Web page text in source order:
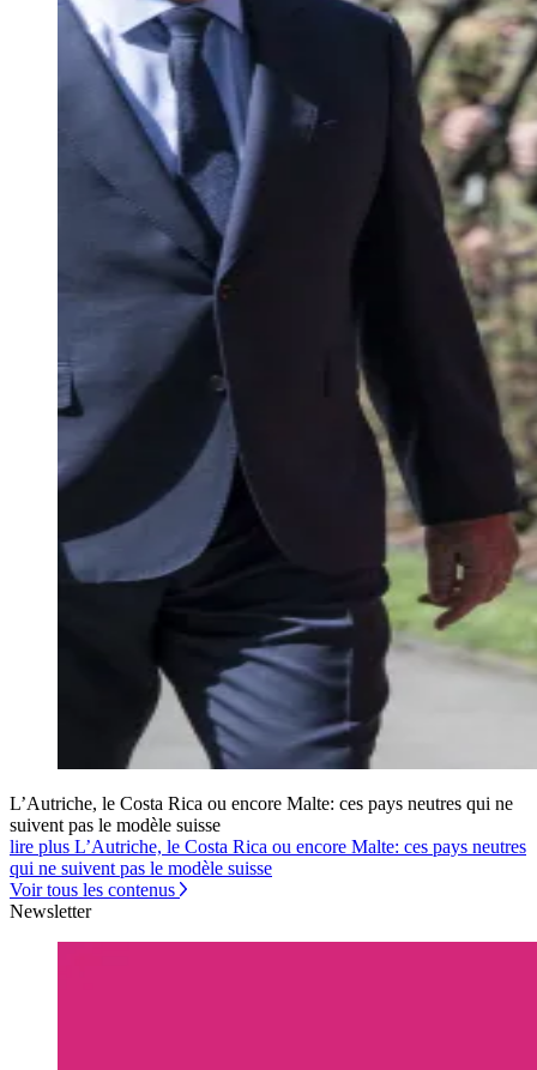
L’Autriche, le Costa Rica ou encore Malte: ces pays neutres qui ne
suivent pas le modèle suisse
lire plus L’Autriche, le Costa Rica ou encore Malte: ces pays neutres
qui ne suivent pas le modèle suisse
Voir tous les contenus
Newsletter